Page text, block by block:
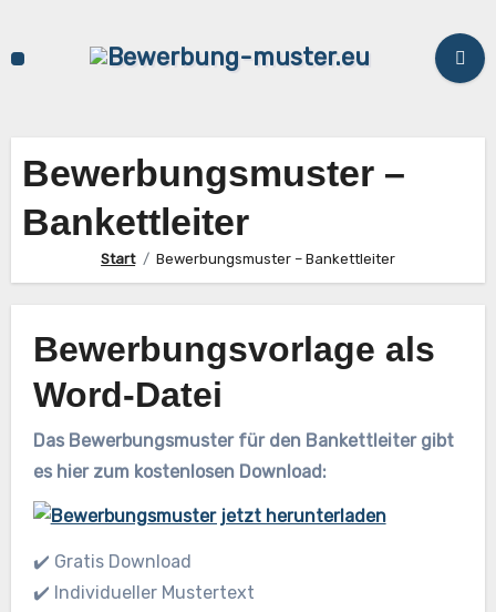
Bewerbungsmuster –
Bankettleiter
Start Bewerbungsmuster – Bankettleiter
Bewerbungsvorlage als
Word-Datei
Das Bewerbungsmuster für den Bankettleiter gibt
es hier zum kostenlosen Download:
✔️ Gratis Download
✔️ Individueller Mustertext